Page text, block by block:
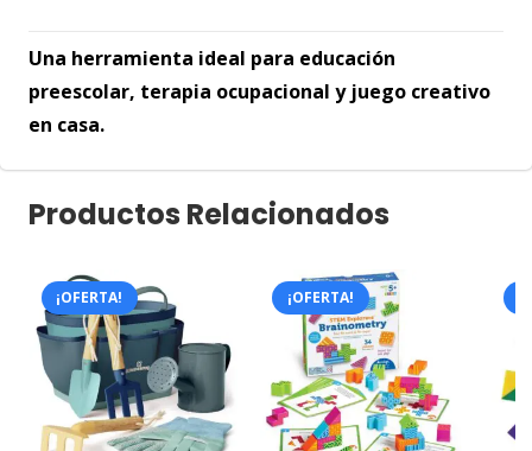
Una herramienta ideal para educación
preescolar, terapia ocupacional y juego creativo
en casa.
Productos Relacionados
¡OFERTA! ¡OFERTA!